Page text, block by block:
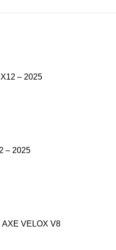
– 2025
– 2025
AXE VELOX V8